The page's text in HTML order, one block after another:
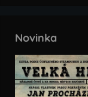
Novinka